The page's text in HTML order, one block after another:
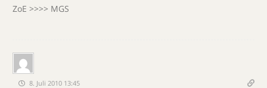
ZoE >>>> MGS
8. Juli 2010 13:45